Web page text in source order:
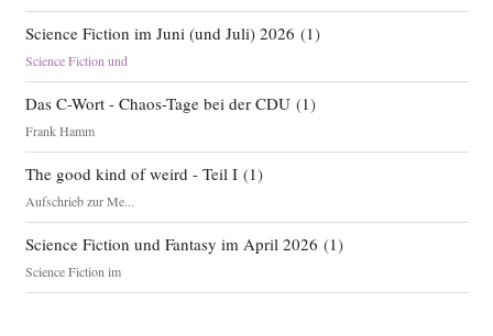
Science Fiction im Juni (und Juli) 2026 (1)
Science Fiction und
Das C-Wort - Chaos-Tage bei der CDU(1)
Frank Hamm
The good kind of weird - Teil I(1)
Aufschrieb zur Me...
Science Fiction und Fantasy im April 2026 (1)
Science Fiction im